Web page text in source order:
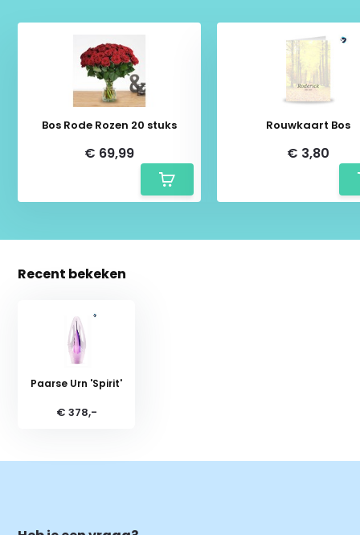
Bos Rode Rozen 20 stuks
€ 69,99
Rouwkaart Bos
€ 3,80
Recent bekeken
Paarse Urn 'Spirit'
€ 378,-